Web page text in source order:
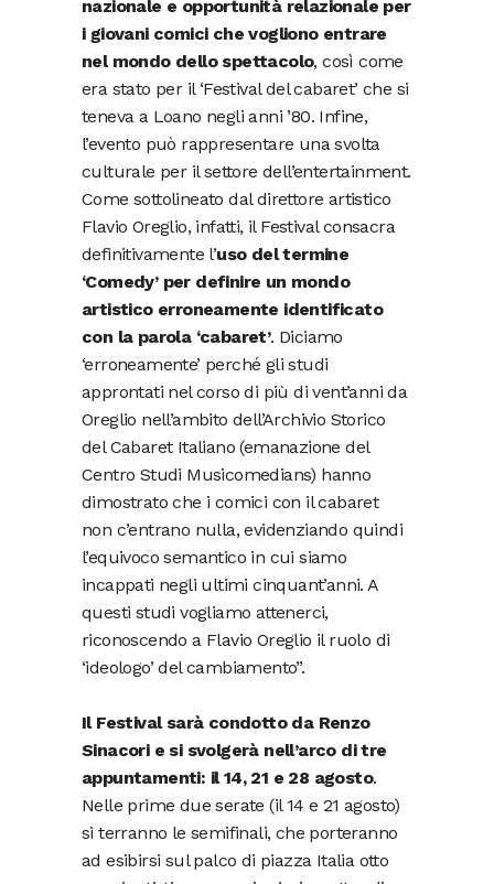
nazionale e opportunità relazionale per
i giovani comici che vogliono entrare
nel mondo dello spettacolo, così come
era stato per il ‘Festival del cabaret’ che si
teneva a Loano negli anni ’80. Infine,
l’evento può rappresentare una svolta
culturale per il settore dell’entertainment.
Come sottolineato dal direttore artistico
Flavio Oreglio, infatti, il Festival consacra
definitivamente l’uso del termine
‘Comedy’ per definire un mondo
artistico erroneamente identificato
con la parola ‘cabaret’. Diciamo
‘erroneamente’ perché gli studi
approntati nel corso di più di vent’anni da
Oreglio nell’ambito dell’Archivio Storico
del Cabaret Italiano (emanazione del
Centro Studi Musicomedians) hanno
dimostrato che i comici con il cabaret
non c’entrano nulla, evidenziando quindi
l’equivoco semantico in cui siamo
incappati negli ultimi cinquant’anni. A
questi studi vogliamo attenerci,
riconoscendo a Flavio Oreglio il ruolo di
‘ideologo’ del cambiamento”.
Il Festival sarà condotto da Renzo
Sinacori e si svolgerà nell’arco di tre
appuntamenti: il 14, 21 e 28 agosto.
Nelle prime due serate (il 14 e 21 agosto)
si terranno le semifinali, che porteranno
ad esibirsi sul palco di piazza Italia otto